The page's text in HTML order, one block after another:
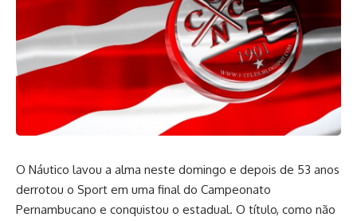
O Náutico lavou a alma neste domingo e depois de 53 anos
derrotou o Sport em uma final do Campeonato
Pernambucano e conquistou o estadual. O título, como não